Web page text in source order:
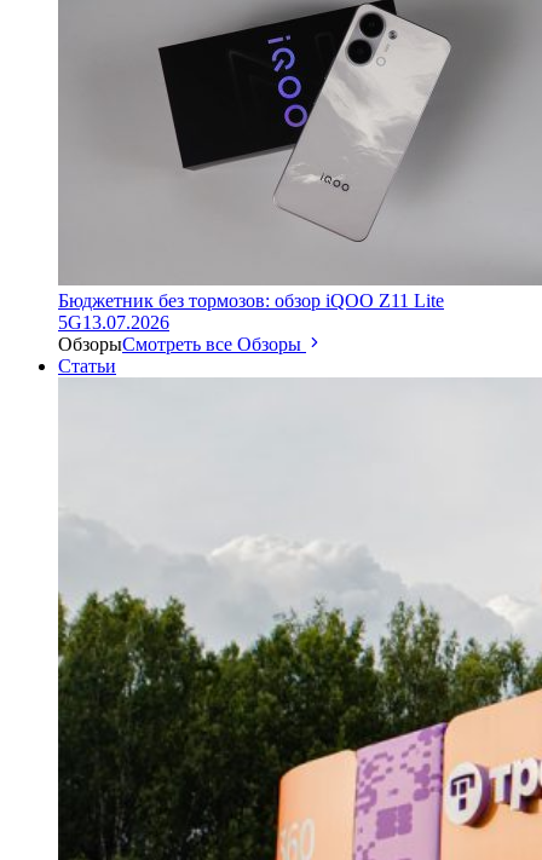
Бюджетник без тормозов: обзор iQOO Z11 Lite
5G13.07.2026
ОбзорыСмотреть все Обзоры
Статьи